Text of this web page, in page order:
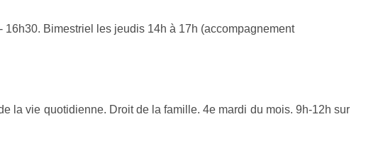
Bimestriel les jeudis 14h à 17h (accompagnement
la vie quotidienne. Droit de la famille. 4e mardi du mois. 9h-12h sur